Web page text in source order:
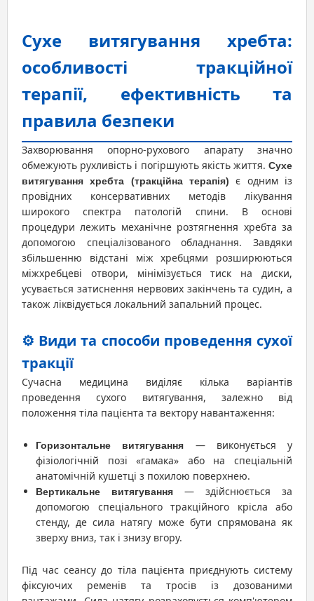
Сухе витягування хребта:
особливості тракційної
терапії, ефективність та
правила безпеки
Захворювання опорно-рухового апарату значно
обмежують рухливість і погіршують якість життя. Сухе
витягування хребта (тракційна терапія)
є одним із
провідних консервативних методів лікування
широкого спектра патологій спини. В основі
процедури лежить механічне розтягнення хребта за
допомогою спеціалізованого обладнання. Завдяки
збільшенню відстані між хребцями розширюються
міжхребцеві отвори, мінімізується тиск на диски,
усувається затиснення нервових закінчень та судин, а
також ліквідується локальний запальний процес.
⚙️ Види та способи проведення сухої
тракції
Сучасна медицина виділяє кілька варіантів
проведення сухого витягування, залежно від
положення тіла пацієнта та вектору навантаження:
Горизонтальне витягування
— виконується у
фізіологічній позі «гамака» або на спеціальній
анатомічній кушетці з похилою поверхнею.
Вертикальне витягування — здійснюється за
допомогою спеціального тракційного крісла або
стенду, де сила натягу може бути спрямована як
зверху вниз, так і знизу вгору.
Під час сеансу до тіла пацієнта приєднують систему
фіксуючих ременів та тросів із дозованими